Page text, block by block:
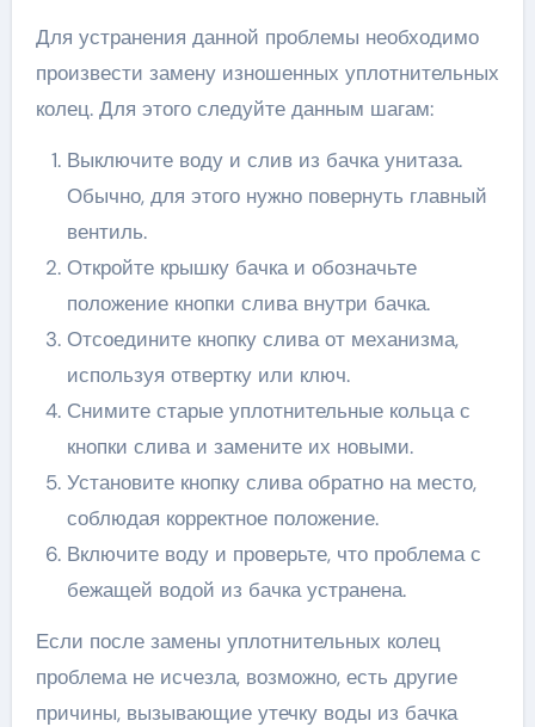
Для устранения данной проблемы необходимо
произвести замену изношенных уплотнительных
колец. Для этого следуйте данным шагам:
Выключите воду и слив из бачка унитаза.
Обычно, для этого нужно повернуть главный
вентиль.
Откройте крышку бачка и обозначьте
положение кнопки слива внутри бачка.
Отсоедините кнопку слива от механизма,
используя отвертку или ключ.
Снимите старые уплотнительные кольца с
кнопки слива и замените их новыми.
Установите кнопку слива обратно на место,
соблюдая корректное положение.
Включите воду и проверьте, что проблема с
бежащей водой из бачка устранена.
Если после замены уплотнительных колец
проблема не исчезла, возможно, есть другие
причины, вызывающие утечку воды из бачка